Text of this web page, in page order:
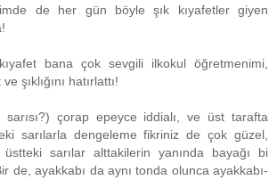
de her gün böyle şık kıyafetler giyen
bana çok sevgili ilkokul öğretmenimi,
şıklığını hatırlattı!
sarısı?) çorap epeyce iddialı, ve üst tarafta
sarılarla dengeleme fikriniz de çok güzel,
sarılar alttakilerin yanında bayağı bi
de, ayakkabı da aynı tonda olunca ayakkabı-